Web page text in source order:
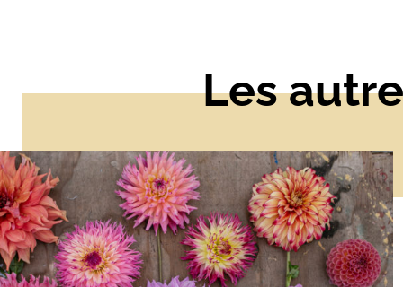
Les